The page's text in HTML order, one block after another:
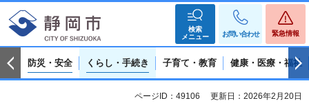
検索
メニュー
お問い合わせ 緊急情報
防災・安全 くらし・手続き 子育て・教育 健康・医療・福祉
ページID：49106 更新日：2026年2月20日